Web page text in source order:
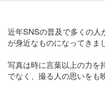
近年SNSの普及で多くの
が身近なものになってきま
写真は時に言葉以上の力を
でなく、撮る人の思いをも